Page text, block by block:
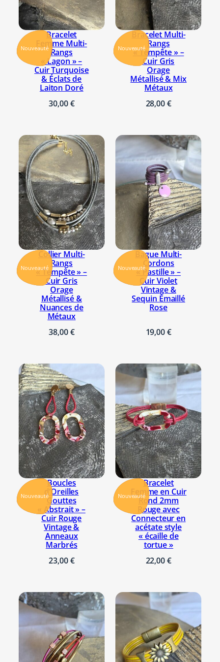
Nouveauté
Bracelet
Femme Multi-
Rangs
« Lagon » –
Cuir Turquoise
& Éclats de
Laiton Doré
30,00€
Nouveauté
Bracelet Multi-
Rangs
« Tempête » –
Cuir Gris
Orage
Métallisé & Mix
Métaux
28,00€
Nouveauté
Collier Multi-
Rangs
« Tempête » –
Cuir Gris
Orage
Métallisé &
Nuances de
Métaux
38,00€
Nouveauté
Bague Multi-
Cordons
« Pastille » –
Cuir Violet
Vintage &
Sequin Émaillé
Rose
19,00€
Nouveauté
Boucles
d’Oreilles
Gouttes
« Abstrait » –
Cuir Rouge
Vintage &
Anneaux
Marbrés
23,00€
Nouveauté
Bracelet
Femme en Cuir
Rond 2mm
Rouge avec
Connecteur en
acétate style
« écaille de
tortue »
22,00€